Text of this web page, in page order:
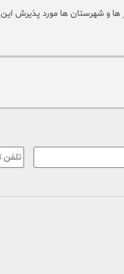
ها و شهرستان ها مورد پذیرش
تماس
:
*